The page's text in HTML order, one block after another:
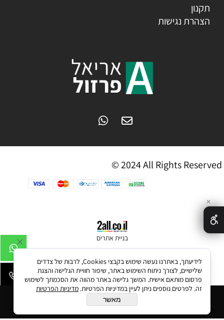
הוסף לסל
תקנון
הצהרת נגישות
© 2024 All Rights Reserved
בניית אתרים
✕
לידיעתך, באתרנו נעשה שימוש בקבצי Cookies, לרבות של צדדים
שלישיים, לצורך ניתוח השימוש באתר, שיפור חוויית הגלישה והצגת
פרסום מותאם אישית. המשך גלישה באתר מהווה את הסכמתך לשימוש
זה. לפרטים נוספים ניתן לעיין במדיניות הפרטיות. מדיניות הפרטיות
מאשר